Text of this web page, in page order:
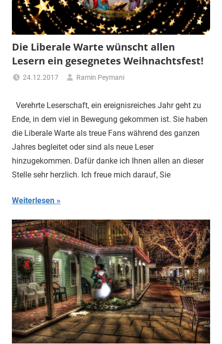
"Das
Grauen"
Deutschland"
Die Liberale Warte wünscht allen
Lesern ein gesegnetes Weihnachtsfest!
24.12.2017
Ramin Peymani
Verehrte Leserschaft, ein ereignisreiches Jahr geht zu
Ende, in dem viel in Bewegung gekommen ist. Sie haben
die Liberale Warte als treue Fans während des ganzen
Jahres begleitet oder sind als neue Leser
hinzugekommen. Dafür danke ich Ihnen allen an dieser
Stelle sehr herzlich. Ich freue mich darauf, Sie
Weiterlesen